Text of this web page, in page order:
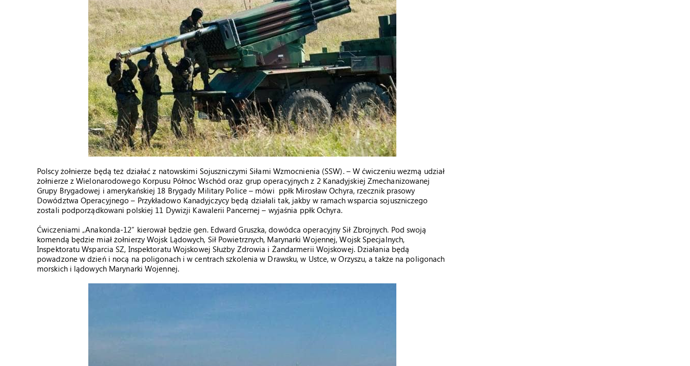
Polscy żołnierze będą też działać z natowskimi Sojuszniczymi Siłami Wzmocnienia (SSW). – W ćwiczeniu wezmą udział
żołnierze z Wielonarodowego Korpusu Północ Wschód oraz grup operacyjnych z 2 Kanadyjskiej Zmechanizowanej
Grupy Brygadowej i amerykańskiej 18 Brygady Military Police – mówi ppłk Mirosław Ochyra, rzecznik prasowy
Dowództwa Operacyjnego – Przykładowo Kanadyjczycy będą działali tak, jakby w ramach wsparcia sojuszniczego
zostali podporządkowani polskiej 11 Dywizji Kawalerii Pancernej – wyjaśnia ppłk Ochyra.
Ćwiczeniami „Anakonda-12” kierował będzie gen. Edward Gruszka, dowódca operacyjny Sił Zbrojnych. Pod swoją
komendą będzie miał żołnierzy Wojsk Lądowych, Sił Powietrznych, Marynarki Wojennej, Wojsk Specjalnych,
Inspektoratu Wsparcia SZ, Inspektoratu Wojskowej Służby Zdrowia i Żandarmerii Wojskowej. Działania będą
powadzone w dzień i nocą na poligonach i w centrach szkolenia w Drawsku, w Ustce, w Orzyszu, a także na poligonach
morskich i lądowych Marynarki Wojennej.